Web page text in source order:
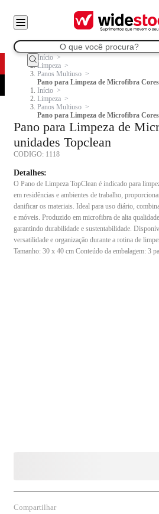
Início
Limpeza
Panos Multiuso
Pano para Limpeza de Microfibra
Início
Limpeza
Panos Multiuso
Pano para Limpeza de Microfibra
Pano para Limpeza de
unidades Topclean
CODIGO: 1118
Detalhes:
O Pano de Limpeza TopClean é indicado para
em residências e ambientes de trabalho,
danificar os materiais. Ideal para uso diário,
e móveis. Produzido em microfibra de alta
garantindo durabilidade e sustentabilidade.
versatilidade e organização durante a rotina de
Tamanho: 30 x 40 cm Conteúdo da embalagem: 3
Compartilhar